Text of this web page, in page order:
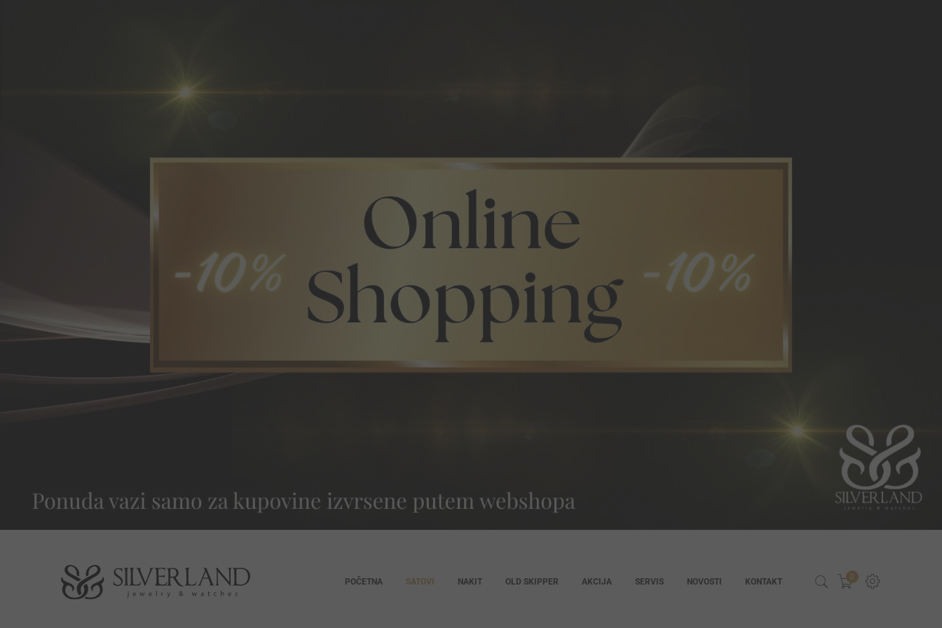
POČETNA SATOVI NAKIT OLD SKIPPER AKCIJA SERVIS NOVOSTI KONTAKT 0